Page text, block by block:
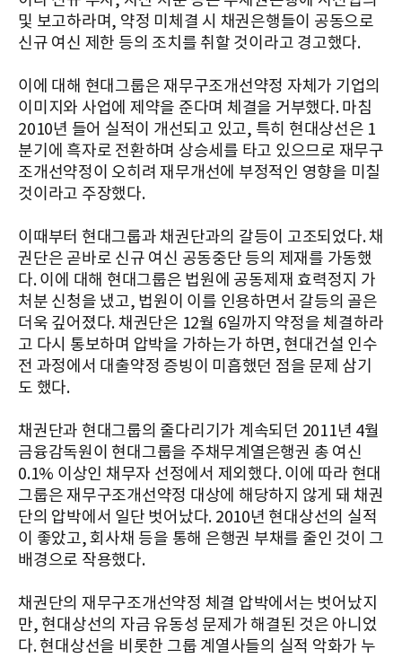
및 보고하라며, 약정 미체결 시 채권은행들이 공동으로
신규 여신 제한 등의 조치를 취할 것이라고 경고했다.
이에 대해 현대그룹은 재무구조개선약정 자체가 기업의
이미지와 사업에 제약을 준다며 체결을 거부했다. 마침
2010년 들어 실적이 개선되고 있고, 특히 현대상선은 1
분기에 흑자로 전환하며 상승세를 타고 있으므로 재무구
조개선약정이 오히려 재무개선에 부정적인 영향을 미칠
것이라고 주장했다.
이때부터 현대그룹과 채권단과의 갈등이 고조되었다. 채
권단은 곧바로 신규 여신 공동중단 등의 제재를 가동했
다. 이에 대해 현대그룹은 법원에 공동제재 효력정지 가
처분 신청을 냈고, 법원이 이를 인용하면서 갈등의 골은
더욱 깊어졌다. 채권단은 12월 6일까지 약정을 체결하라
고 다시 통보하며 압박을 가하는가 하면, 현대건설 인수
전 과정에서 대출약정 증빙이 미흡했던 점을 문제 삼기
도 했다.
채권단과 현대그룹의 줄다리기가 계속되던 2011년 4월
금융감독원이 현대그룹을 주채무계열은행권 총 여신
0.1% 이상인 채무자 선정에서 제외했다. 이에 따라 현대
그룹은 재무구조개선약정 대상에 해당하지 않게 돼 채권
단의 압박에서 일단 벗어났다. 2010년 현대상선의 실적
이 좋았고, 회사채 등을 통해 은행권 부채를 줄인 것이 그
배경으로 작용했다.
채권단의 재무구조개선약정 체결 압박에서는 벗어났지
만, 현대상선의 자금 유동성 문제가 해결된 것은 아니었
다. 현대상선을 비롯한 그룹 계열사들의 실적 악화가 누